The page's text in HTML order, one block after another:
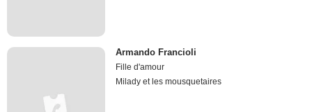
Armando Francioli
Fille d'amour
Milady et les mousquetaires